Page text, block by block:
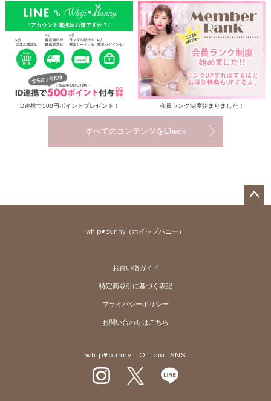
ID連携で500円ポイントプレゼント！ 会員ランク制度始まりました！
すべてのコンテンツをCheck
whip♥bunny（ホイップバニー）
お買い物ガイド
特定商取引に基づく表記
プライバシーポリシー
お問い合わせはこちら
whip♥bunny Official SNS